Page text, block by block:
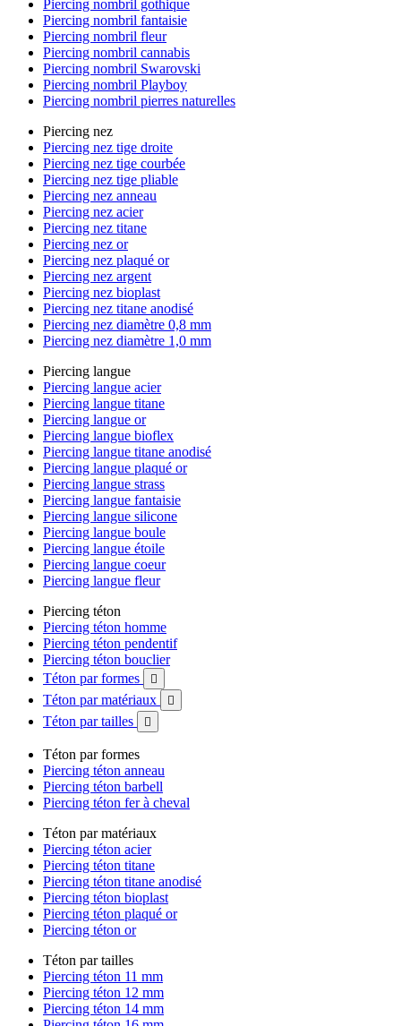
Piercing nombril gothique
Piercing nombril fantaisie
Piercing nombril fleur
Piercing nombril cannabis
Piercing nombril Swarovski
Piercing nombril Playboy
Piercing nombril pierres naturelles
Piercing nez
Piercing nez tige droite
Piercing nez tige courbée
Piercing nez tige pliable
Piercing nez anneau
Piercing nez acier
Piercing nez titane
Piercing nez or
Piercing nez plaqué or
Piercing nez argent
Piercing nez bioplast
Piercing nez titane anodisé
Piercing nez diamètre 0,8 mm
Piercing nez diamètre 1,0 mm
Piercing langue
Piercing langue acier
Piercing langue titane
Piercing langue or
Piercing langue bioflex
Piercing langue titane anodisé
Piercing langue plaqué or
Piercing langue strass
Piercing langue fantaisie
Piercing langue silicone
Piercing langue boule
Piercing langue étoile
Piercing langue coeur
Piercing langue fleur
Piercing téton
Piercing téton homme
Piercing téton pendentif
Piercing téton bouclier
Téton par formes

Téton par matériaux 
Téton par tailles 
Téton par formes
Piercing téton anneau
Piercing téton barbell
Piercing téton fer à cheval
Téton par matériaux
Piercing téton acier
Piercing téton titane
Piercing téton titane anodisé
Piercing téton bioplast
Piercing téton plaqué or
Piercing téton or
Téton par tailles
Piercing téton 11 mm
Piercing téton 12 mm
Piercing téton 14 mm